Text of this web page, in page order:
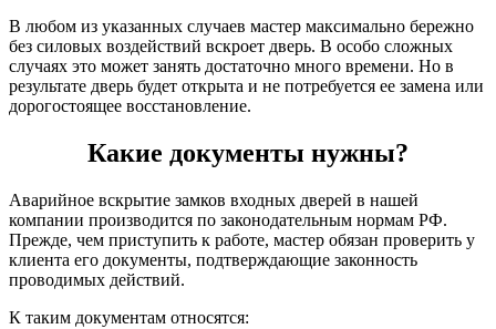
В любом из указанных случаев мастер максимально бережно
без силовых воздействий вскроет дверь. В особо сложных
случаях это может занять достаточно много времени. Но в
результате дверь будет открыта и не потребуется ее замена или
дорогостоящее восстановление.
Какие документы нужны?
Аварийное вскрытие замков входных дверей в нашей
компании производится по законодательным нормам РФ.
Прежде, чем приступить к работе, мастер обязан проверить у
клиента его документы, подтверждающие законность
проводимых действий.
К таким документам относятся: